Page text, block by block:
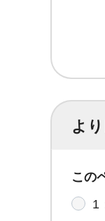
よ
この
1